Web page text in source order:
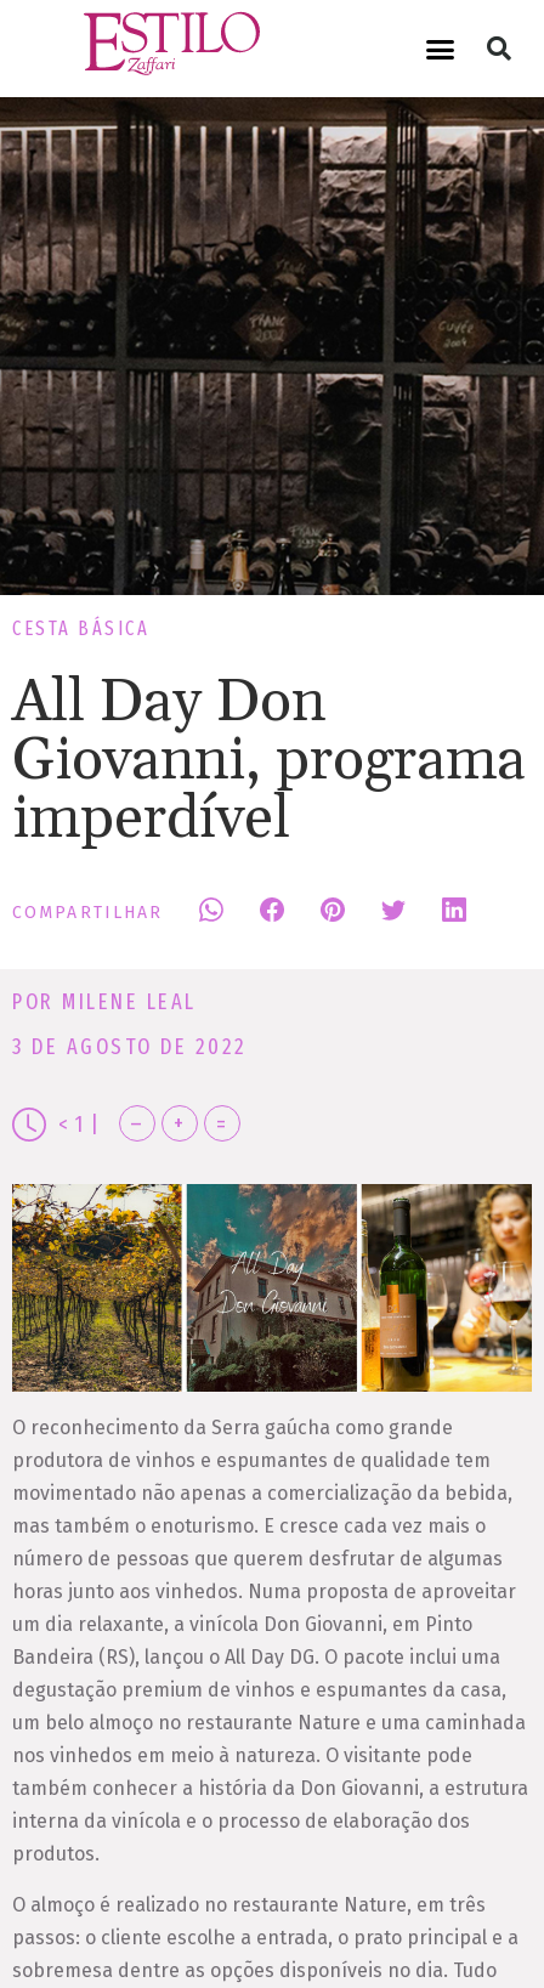
CESTA BÁSICA
All Day Don
Giovanni, programa
imperdível
COMPARTILHAR
POR MILENE LEAL
3 DE AGOSTO DE 2022
< 1 – + =
O reconhecimento da Serra gaúcha como grande
produtora de vinhos e espumantes de qualidade tem
movimentado não apenas a comercialização da bebida,
mas também o enoturismo. E cresce cada vez mais o
número de pessoas que querem desfrutar de algumas
horas junto aos vinhedos. Numa proposta de aproveitar
um dia relaxante, a vinícola Don Giovanni, em Pinto
Bandeira (RS), lançou o All Day DG. O pacote inclui uma
degustação premium de vinhos e espumantes da casa,
um belo almoço no restaurante Nature e uma caminhada
nos vinhedos em meio à natureza. O visitante pode
também conhecer a história da Don Giovanni, a estrutura
interna da vinícola e o processo de elaboração dos
produtos.
O almoço é realizado no restaurante Nature, em três
passos: o cliente escolhe a entrada, o prato principal e a
sobremesa dentre as opções disponíveis no dia. Tudo